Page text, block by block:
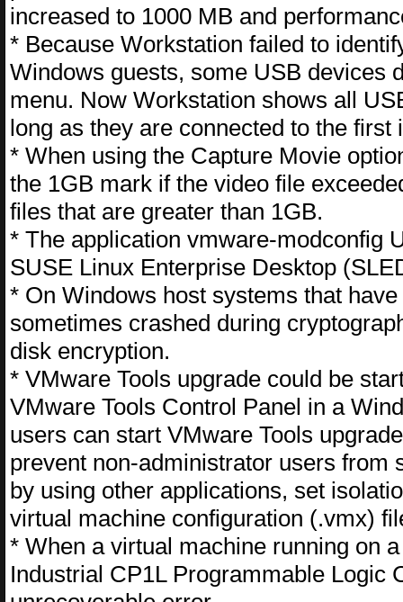
increased to 1000 MB and
* Because Workstation failed to
Windows guests, some USB devices
menu. Now Workstation shows all
long as they are connected to the
* When using the Capture Movie
the 1GB mark if the video file
files that are greater than 1GB.
* The application vmware-modconfig
SUSE Linux Enterprise Desktop
* On Windows host systems that
sometimes crashed during
disk encryption.
* VMware Tools upgrade could be
VMware Tools Control Panel in a
users can start VMware Tools
prevent non-administrator users from
by using other applications, set
virtual machine configuration (.vmx)
* When a virtual machine running on
Industrial CP1L Programmable Logic